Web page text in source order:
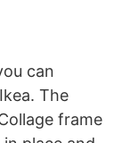
can
The
frame